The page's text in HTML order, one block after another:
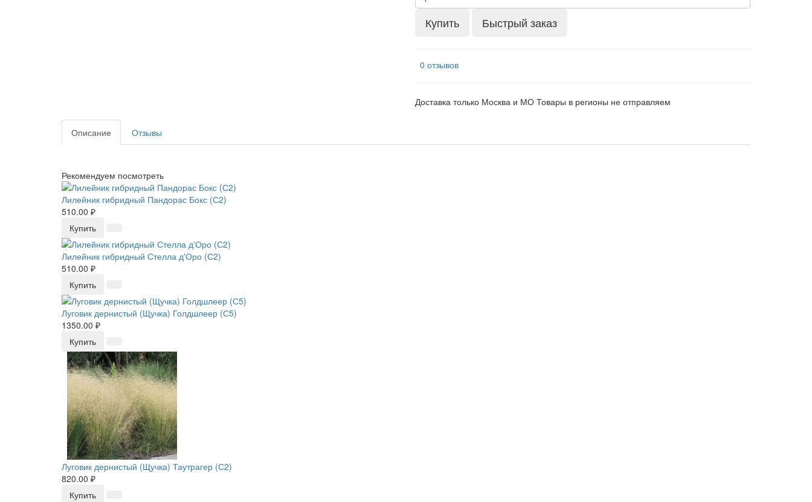
Купить Быстрый заказ
0 отзывов
Доставка только Москва и МО Товары в регионы не отправляем
Описание Отзывы
Рекомендуем посмотреть
Лилейник гибридный Пандорас Бокс (С2)
510.00 ₽
Купить
Лилейник гибридный Стелла д'Оро (С2)
510.00 ₽
Купить
Луговик дернистый (Щучка) Голдшлеер (С5)
1350.00 ₽
Купить
Луговик дернистый (Щучка) Таутрагер (С2)
820.00 ₽
Купить